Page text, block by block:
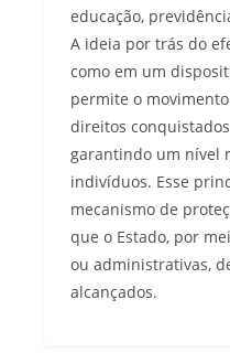
educação,
A ideia por trás do
como em um
permite o
direitos
garantindo um nível
indivíduos. Esse
mecanismo de
que o Estado, por
ou administrativas,
alcançados.